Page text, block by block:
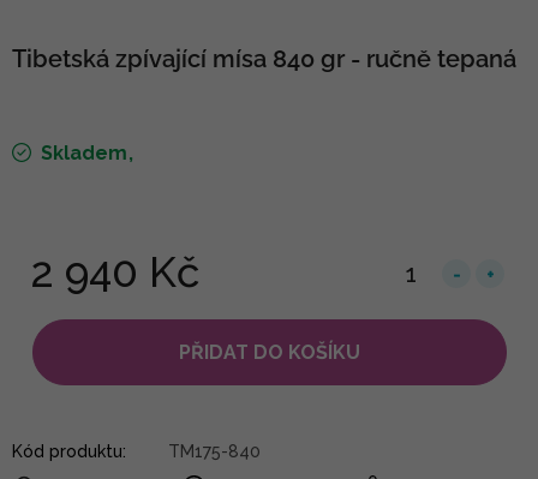
Tibetská zpívající mísa 840 gr - ručně tepaná
Skladem
2 940 Kč
PŘIDAT DO KOŠÍKU
Kód produktu: TM175-840